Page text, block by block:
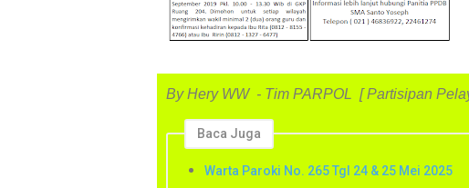
By Hery WW - Tim PARPOL [ Partisipan
Baca Juga
Warta Paroki No. 265 Tgl 24 & 25 Mei 2025